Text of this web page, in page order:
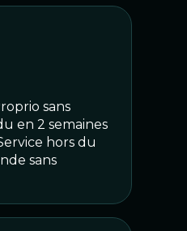
sans
en 2 semaines
hors du
sans